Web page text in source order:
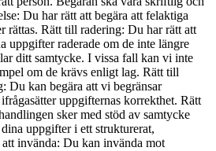
Du har rätt att begära att felaktiga
rättas. Rätt till radering: Du har rätt att
uppgifter raderade om de inte längre
ditt samtycke. I vissa fall kan vi inte
om de krävs enligt lag. Rätt till
Du kan begära att vi begränsar
uppgifternas korrekthet. Rätt
sker med stöd av samtycke
uppgifter i ett strukturerat,
invända: Du kan invända mot